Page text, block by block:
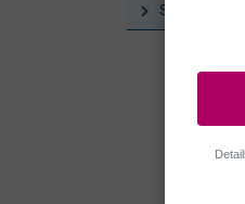
Sandra Winter